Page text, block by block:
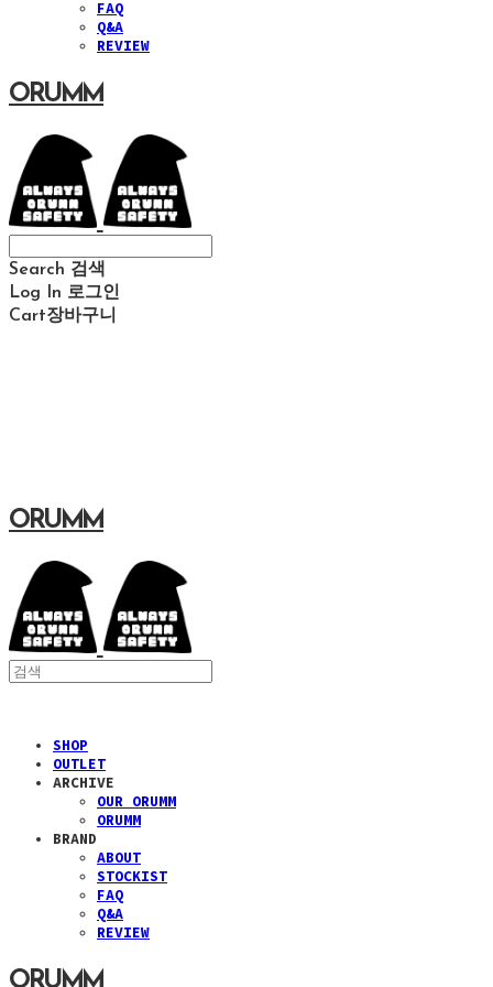
FAQ
Q&A
REVIEW
ORUMM
Search 검색
Log In 로그인
Cart장바구니
ORUMM
SHOP
OUTLET
ARCHIVE
OUR ORUMM
ORUMM
BRAND
ABOUT
STOCKIST
FAQ
Q&A
REVIEW
ORUMM